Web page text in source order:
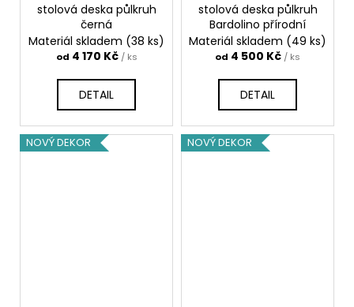
stolová deska půlkruh
černá
Materiál skladem (38 ks)
od 4 170 Kč / ks
DETAIL
stolová deska půlkruh
Bardolino přírodní
Materiál skladem (49 ks)
od 4 500 Kč / ks
DETAIL
NOVÝ DEKOR NOVÝ DEKOR